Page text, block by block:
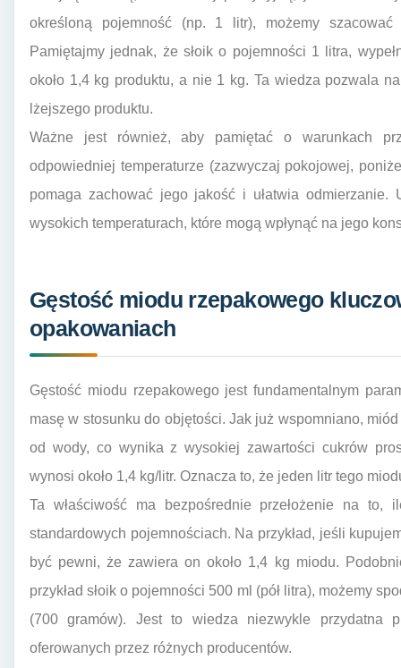
określoną pojemność (np. 1 litr), możemy
Pamiętajmy jednak, że słoik o pojemności 1 litra,
około 1,4 kg produktu, a nie 1 kg. Ta wiedza pozwala
lżejszego produktu.
Ważne jest również, aby pamiętać o warunkach
odpowiedniej temperaturze (zazwyczaj pokojowej,
pomaga zachować jego jakość i ułatwia odmierzanie.
wysokich temperaturach, które mogą wpłynąć na jego
Gęstość miodu rzepakowego
opakowaniach
Gęstość miodu rzepakowego jest fundamentalnym
masę w stosunku do objętości. Jak już wspomniano,
od wody, co wynika z wysokiej zawartości cukrów
wynosi około 1,4 kg/litr. Oznacza to, że jeden litr tego
Ta właściwość ma bezpośrednie przełożenie na
standardowych pojemnościach. Na przykład, jeśli
być pewni, że zawiera on około 1,4 kg miodu.
przykład słoik o pojemności 500 ml (pół litra), możemy
(700 gramów). Jest to wiedza niezwykle przydatna
oferowanych przez różnych producentów.